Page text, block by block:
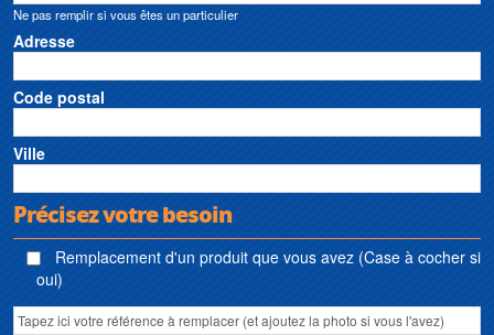
Ne pas remplir si vous êtes un particulier
Adresse
Code postal
Ville
Précisez votre besoin
Remplacement d'un produit que vous avez (Case à cocher si
oui)